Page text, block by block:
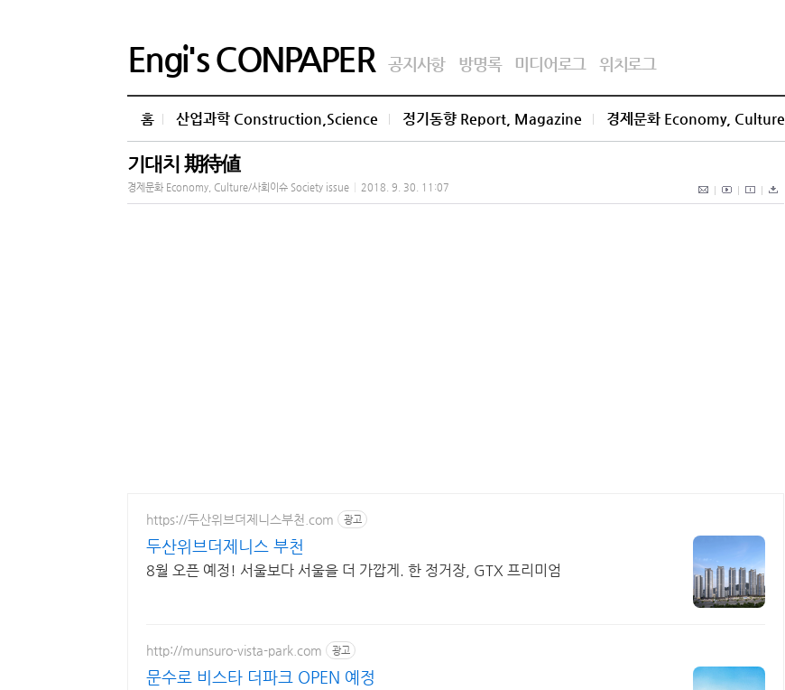
Engi's CONPAPER 공지사항 방명록 미디어로그 위치로그
홈 산업과학 Construction,Science 정기동향 Report, Magazine 경제문화 Economy, Culture
기대치 期待値
경제문화 Economy, Culture/사회이슈 Society issue 2018. 9. 30. 11:07
https://두산위브더제니스부천.com 광고
두산위브더제니스 부천
8월 오픈 예정! 서울보다 서울을 더 가깝게. 한 정거장, GTX 프리미엄
http://munsuro-vista-park.com 광고
문수로 비스타 더파크 OPEN 예정